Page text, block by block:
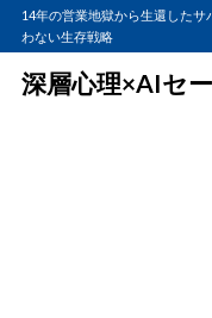
14年の営業地獄から生還したサ
わない生存戦略
深層心理×AIセ